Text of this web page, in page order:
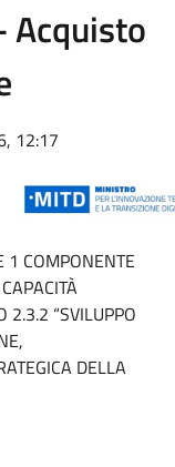
Acquisto
12:17
1 COMPONENTE
2.3.2 “SVILUPPO
DELLA